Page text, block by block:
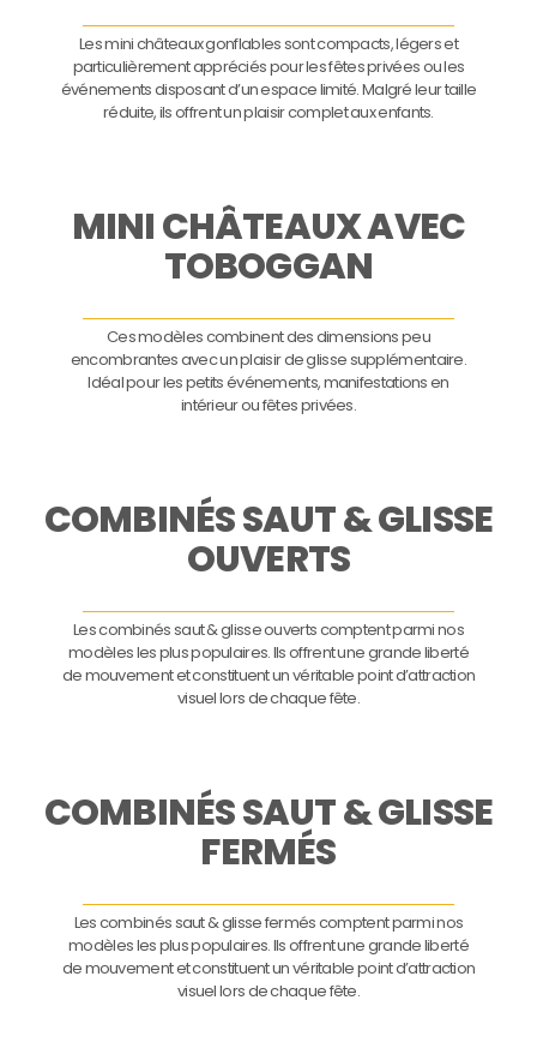
Les mini châteaux gonflables sont compacts, légers et
particulièrement appréciés pour les fêtes privées ou les
événements disposant d’un espace limité. Malgré leur taille
réduite, ils offrent un plaisir complet aux enfants.
MINI CHÂTEAUX AVEC
TOBOGGAN
Ces modèles combinent des dimensions peu
encombrantes avec un plaisir de glisse supplémentaire.
Idéal pour les petits événements, manifestations en
intérieur ou fêtes privées.
COMBINÉS SAUT & GLISSE
OUVERTS
Les combinés saut & glisse ouverts comptent parmi nos
modèles les plus populaires. Ils offrent une grande liberté
de mouvement et constituent un véritable point d’attraction
visuel lors de chaque fête.
COMBINÉS SAUT & GLISSE
FERMÉS
Les combinés saut & glisse fermés comptent parmi nos
modèles les plus populaires. Ils offrent une grande liberté
de mouvement et constituent un véritable point d’attraction
visuel lors de chaque fête.